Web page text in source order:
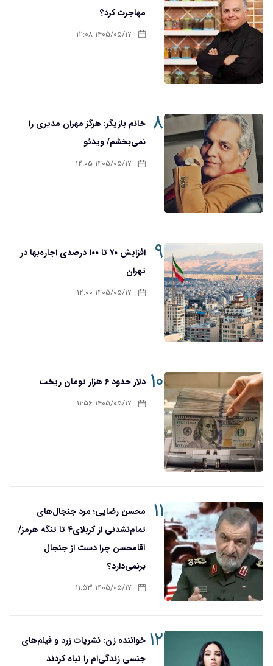
مهاجرت کرد؟
۱۴۰۵/۰۵/۱۷ ۱۲:۰۸
۸ خانم بازیگر: هرگز مهران مدیری را
نمی‌بخشم/ ویدئو
۱۴۰۵/۰۵/۱۷ ۱۲:۰۵
۹
افزایش ۷۰ تا ۱۰۰ درصدی اجاره‌بها در
تهران
۱۴۰۵/۰۵/۱۷ ۱۲:۰۰
۱۰ دلار حدود ۶ هزار تومان ریخت
۱۴۰۵/۰۵/۱۷ ۱۱:۵۶
۱۱
محسن رضایی؛ مرد جنجال‌های
تمام‌نشدنی از کربلای۴ تا تنگه هرمز/
آقا‌محسن چرا دست از جنجال
برنمی‌دارد؟
۱۴۰۵/۰۵/۱۷ ۱۱:۵۳
۱۲ خواننده زن: نشریات زرد و فیلم‌های
جنسی زندگی‌ام را تباه کردند